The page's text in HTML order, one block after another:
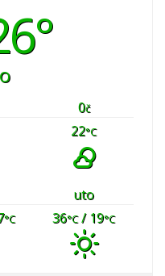
0č
22°C
uto
°C 36°C/ 19°C